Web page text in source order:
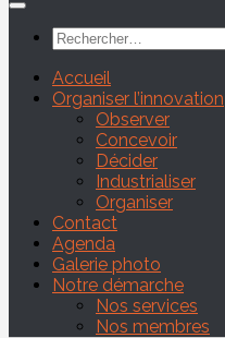
Rechercher :
Accueil
Organiser l’innovation
Observer
Concevoir
Décider
Industrialiser
Organiser
Contact
Agenda
Galerie photo
Notre démarche
Nos services
Nos membres